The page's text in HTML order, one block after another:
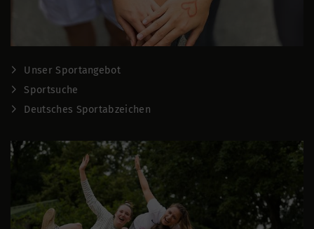
Unser Sportangebot
Sportsuche
Deutsches Sportabzeichen